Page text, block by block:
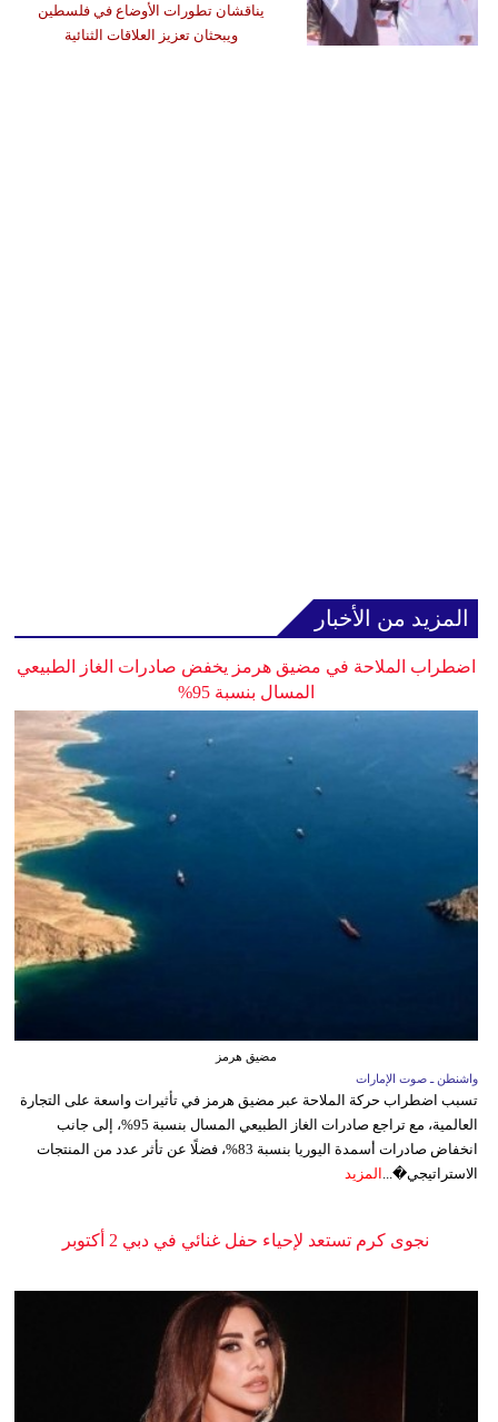
يناقشان تطورات الأوضاع في فلسطين
ويبحثان تعزيز العلاقات الثنائية
المزيد من الأخبار
اضطراب الملاحة في مضيق هرمز يخفض صادرات الغاز الطبيعي
المسال بنسبة 95%
مضيق هرمز
واشنطن ـ صوت الإمارات
تسبب اضطراب حركة الملاحة عبر مضيق هرمز في تأثيرات واسعة على التجارة
العالمية، مع تراجع صادرات الغاز الطبيعي المسال بنسبة 95%، إلى جانب
انخفاض صادرات أسمدة اليوريا بنسبة 83%، فضلًا عن تأثر عدد من المنتجات
الاستراتيجي�... المزيد
نجوى كرم تستعد لإحياء حفل غنائي في دبي 2 أكتوبر